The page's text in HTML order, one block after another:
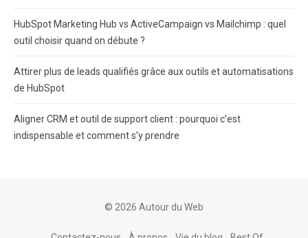
HubSpot Marketing Hub vs ActiveCampaign vs Mailchimp : quel
outil choisir quand on débute ?
Attirer plus de leads qualifiés grâce aux outils et automatisations
de HubSpot
Aligner CRM et outil de support client : pourquoi c’est
indispensable et comment s’y prendre
© 2026 Autour du Web